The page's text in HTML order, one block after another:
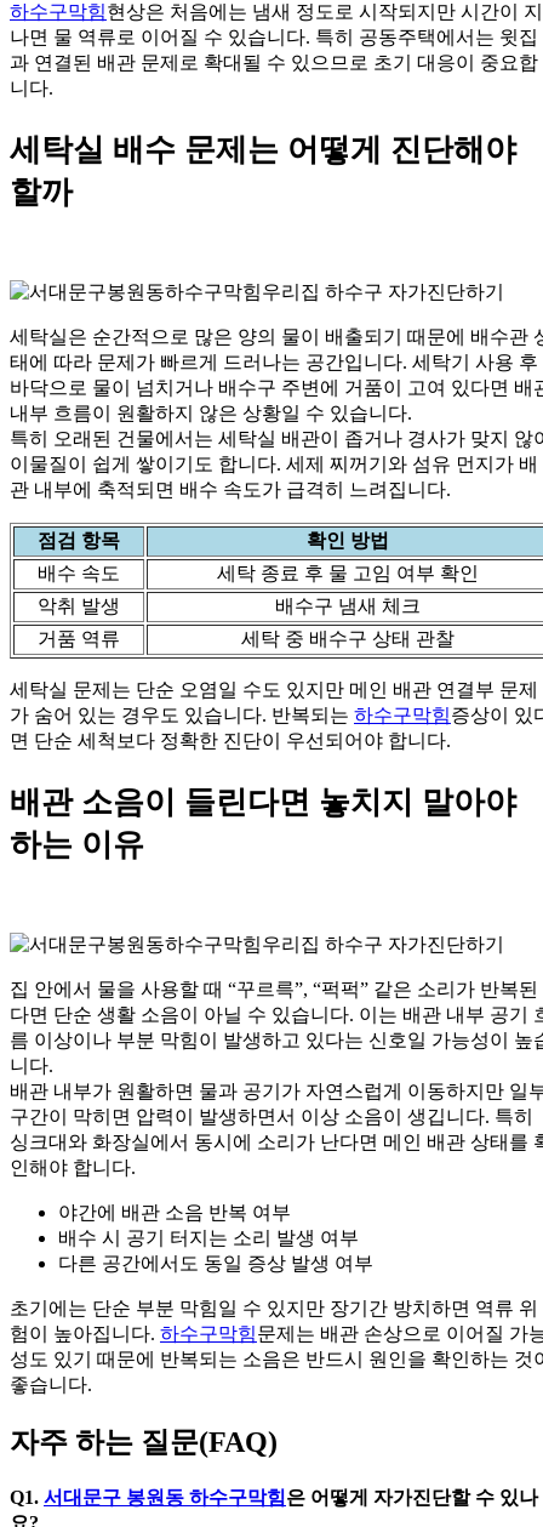
하수구막힘현상은 처음에는 냄새 정도로 시작되지만 시간이 지
나면 물 역류로 이어질 수 있습니다. 특히 공동주택에서는 윗집
과 연결된 배관 문제로 확대될 수 있으므로 초기 대응이 중요합
니다.
세탁실 배수 문제는 어떻게 진단해야
할까
세탁실은 순간적으로 많은 양의 물이 배출되기 때문에 배수관
태에 따라 문제가 빠르게 드러나는 공간입니다. 세탁기 사용 후
바닥으로 물이 넘치거나 배수구 주변에 거품이 고여 있다면 배
내부 흐름이 원활하지 않은 상황일 수 있습니다.
특히 오래된 건물에서는 세탁실 배관이 좁거나 경사가 맞지 않
이물질이 쉽게 쌓이기도 합니다. 세제 찌꺼기와 섬유 먼지가 배
관 내부에 축적되면 배수 속도가 급격히 느려집니다.
점검 항목
확인 방법
배수 속도
세탁 종료 후 물 고임 여부 확인
악취 발생
배수구 냄새 체크
거품 역류
세탁 중 배수구 상태 관찰
세탁실 문제는 단순 오염일 수도 있지만 메인 배관 연결부 문제
가 숨어 있는 경우도 있습니다. 반복되는 하수구막힘증상이 있
면 단순 세척보다 정확한 진단이 우선되어야 합니다.
배관 소음이 들린다면 놓치지 말아야
하는 이유
집 안에서 물을 사용할 때 “꾸르륵”, “퍽퍽” 같은 소리가 반복된
다면 단순 생활 소음이 아닐 수 있습니다. 이는 배관 내부 공기
름 이상이나 부분 막힘이 발생하고 있다는 신호일 가능성이 높
니다.
배관 내부가 원활하면 물과 공기가 자연스럽게 이동하지만 일
구간이 막히면 압력이 발생하면서 이상 소음이 생깁니다. 특히
싱크대와 화장실에서 동시에 소리가 난다면 메인 배관 상태를
인해야 합니다.
야간에 배관 소음 반복 여부
배수 시 공기 터지는 소리 발생 여부
다른 공간에서도 동일 증상 발생 여부
초기에는 단순 부분 막힘일 수 있지만 장기간 방치하면 역류 위
험이 높아집니다. 하수구막힘문제는 배관 손상으로 이어질 가
성도 있기 때문에 반복되는 소음은 반드시 원인을 확인하는 것
좋습니다.
자주 하는 질문(FAQ)
Q1. 서대문구 봉원동 하수구막힘은 어떻게 자가진단할 수 있나